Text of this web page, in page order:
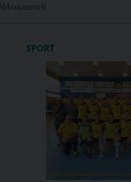
Abbonamenti
SPORT